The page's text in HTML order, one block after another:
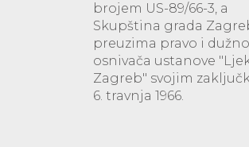
brojem US-89/66-3, a
Skupština grada
preuzima pravo i
osnivača ustanove
Zagreb" svojim
6. travnja 1966.